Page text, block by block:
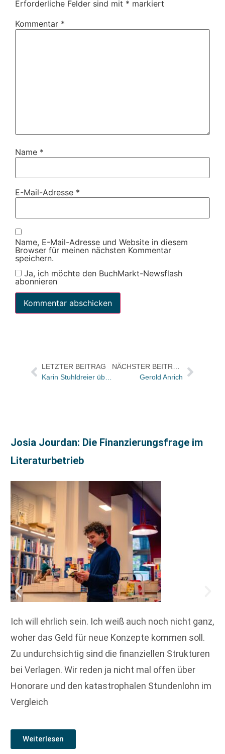
Erforderliche Felder sind mit * markiert
Kommentar *
Name *
E-Mail-Adresse *
Name, E-Mail-Adresse und Website in diesem
Browser für meinen nächsten Kommentar
speichern.
Ja, ich möchte den BuchMarkt-Newsflash
abonnieren
LETZTER BEITRAG
Karin Stuhldreier übernimmt Programmleitung von Allegria /Michael Görden geht
Gerold Anrich
Josia Jourdan: Die Finanzierungsfrage im
Literaturbetrieb
Ich will ehrlich sein. Ich weiß auch noch nicht ganz,
woher das Geld für neue Konzepte kommen soll.
Zu undurchsichtig sind die finanziellen Strukturen
bei Verlagen. Wir reden ja nicht mal offen über
Honorare und den katastrophalen Stundenlohn im
Vergleich
Weiterlesen